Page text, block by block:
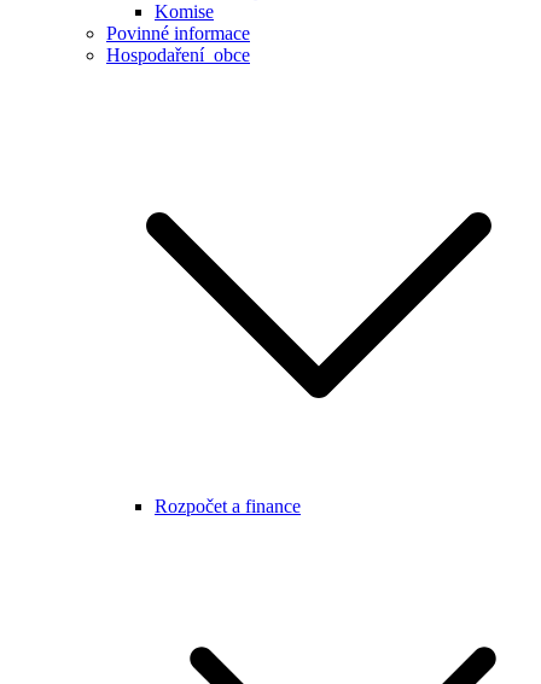
Komise
Povinné informace
Hospodaření obce
Rozpočet a finance